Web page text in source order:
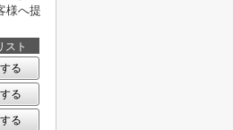
様へ提
スト
る
る
る